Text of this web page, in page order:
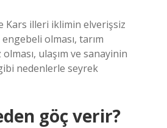
Kars illeri iklimin elverişsiz
olması, tarım
ulaşım ve sanayinin
nedenlerle seyrek
göç verir?